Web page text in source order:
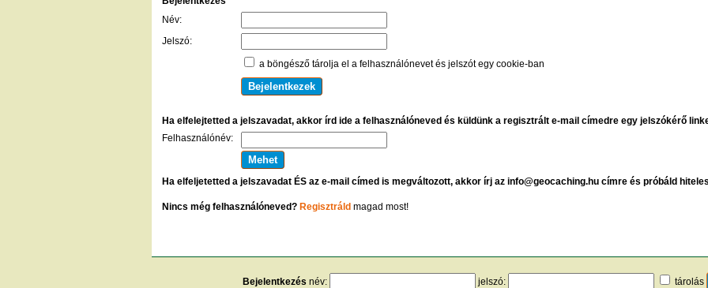
Név:
Jelszó:
a böngésző tárolja el a felhasználónevet és jelszót egy cookie-ban
Ha elfelejtetted a jelszavadat, akkor írd ide a felhasználóneved és küldünk a regisztrált e-mail címedre egy jelszókérő
Felhasználónév:
Ha elfeljetetted a jelszavadat ÉS az e-mail címed is megváltozott, akkor írj az info@geocaching.hu címre és próbáld
Nincs még felhasználóneved? Regisztráld magad most!
Bejelentkezés név: jelszó: tárolás